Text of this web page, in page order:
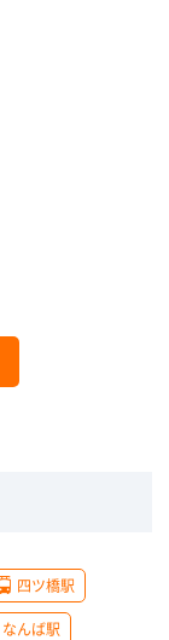
四ツ橋駅
なんば駅